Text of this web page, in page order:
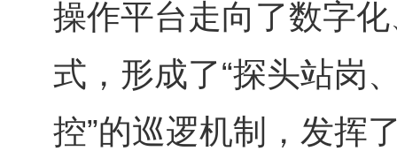
操作平台走向了数字
式，形成了“探头站岗
控”的巡逻机制，发挥